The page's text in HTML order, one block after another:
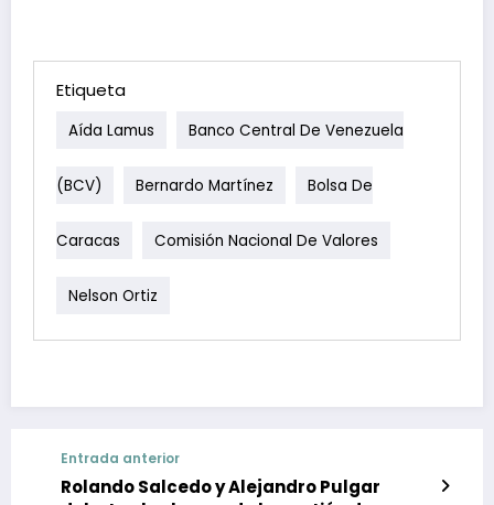
Etiqueta
Aída Lamus Banco Central De Venezuela
(BCV) Bernardo Martínez Bolsa De
Caracas Comisión Nacional De Valores
Nelson Ortiz
Entrada anterior
Rolando Salcedo y Alejandro Pulgar